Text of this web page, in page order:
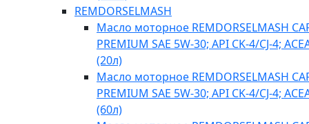
REMDORSELMASH
Масло моторное REMDORSELMASH
PREMIUM SAE 5W-30; API CK-4/CJ-4;
(20л)
Масло моторное REMDORSELMASH
PREMIUM SAE 5W-30; API CK-4/CJ-4;
(60л)